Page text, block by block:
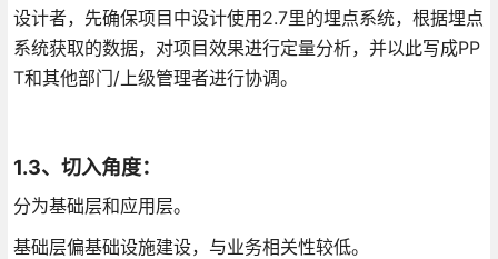
设计者，先确保项目中设计使用2.7里的埋点系统，根据埋点
系统获取的数据，对项目效果进行定量分析，并以此写成PP
T和其他部门/上级管理者进行协调。
1.3、切入角度：
分为基础层和应用层。
基础层偏基础设施建设，与业务相关性较低。